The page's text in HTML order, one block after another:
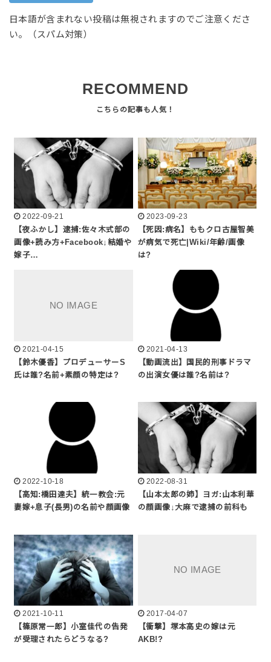
日本語が含まれない投稿は無視されますのでご注意くださ
い。（スパム対策）
RECOMMEND
2022-09-21
【夜ふかし】逮捕:佐々木式部の
画像+読み方+Facebook↓結婚や
嫁子…
2023-09-23
【死因:病名】ももクロ古屋智美
が病気で死亡|Wiki/年齢/画像
は?
2021-04-15
【鈴木優香】プロデューサーS
氏は誰?名前+素顔の特定は?
2021-04-13
【動画流出】国民的刑事ドラマ
の出演女優は誰?名前は?
2022-10-18
【高知:橋田達夫】統一教会:元
妻嫁+息子(長男)の名前や顔画像
2022-08-31
【山本太郎の姉】ヨガ:山本利華
の顔画像↓大麻で逮捕の前科も
2021-10-11
【篠原常一郎】小室佳代の告発
が受理されたらどうなる?
2017-04-07
【衝撃】塚本高史の嫁は元
AKB!?